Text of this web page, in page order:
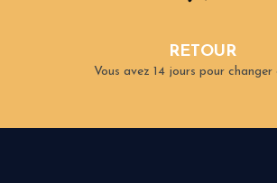
RETOUR
Vous avez 14 jours pour changer